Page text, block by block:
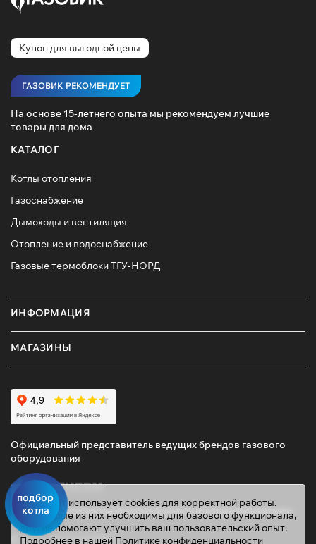
подбор
котла
Купон для выгодной цены
ГАЗОВИК РЕКОМЕНДУЕТ
На основе 15-летнего опыта мы рекомендуем лучшие
товары для дома
КАТАЛОГ
Котлы отопления
Газоснабжение
Дымоходы и вентиляция
Отопление и водоснабжение
Газовые термоблоки ТГУ-НОРД
ИНФОРМАЦИЯ
МАГАЗИНЫ
Официальный представитель ведущих брендов газового
оборудования
© 2026 ТД «ГАЗОВИК»
Этот сайт использует cookies для корректной работы.
Некоторые из них необходимы для базового функционала,
другие помогают улучшить ваш пользовательский опыт.
Подробнее в нашей Политике конфиденциальности